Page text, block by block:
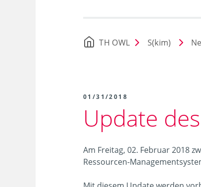
TH OWL S(kim)
01/31/2018
Update
Am Freitag, 02. Februar 2018
Ressourcen-